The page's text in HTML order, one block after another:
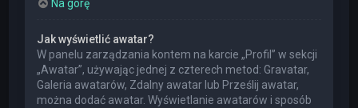
Na górę
Jak wyświetlić awatar?
W panelu zarządzania kontem na karcie „Profil” w sekcji
„Awatar”, używając jednej z czterech metod: Gravatar,
Galeria awatarów, Zdalny awatar lub Prześlij awatar,
można dodać awatar. Wyświetlanie awatarów i sposób